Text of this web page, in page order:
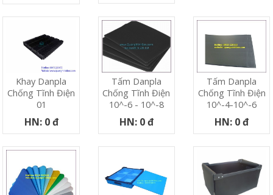
Khay Danpla
Chống Tĩnh Điện
01
HN: 0 đ
Tấm Danpla
Chống Tĩnh Điện
10^-6 - 10^-8
HN: 0 đ
Tấm Danpla
Chống Tĩnh Điện
10^-4-10^-6
HN: 0 đ